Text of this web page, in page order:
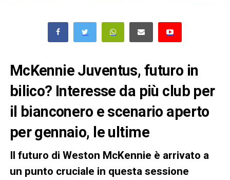
McKennie Juventus, futuro in
bilico? Interesse da più club per
il bianconero e scenario aperto
per gennaio, le ultime
Il futuro di Weston McKennie è arrivato a
un punto cruciale in questa sessione